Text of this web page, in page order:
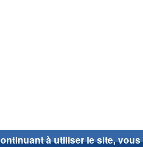
à utiliser le site,